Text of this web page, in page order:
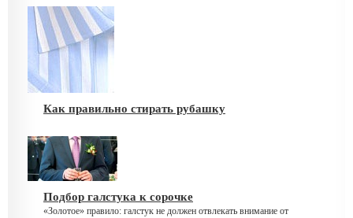
Как правильно стирать рубашку
Подбор галстука к сорочке
«Золотое» правило: галстук не должен отвлекать внимание от